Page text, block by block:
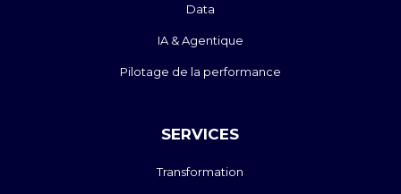
Data
IA & Agentique
Pilotage de la performance
SERVICES
Transformation